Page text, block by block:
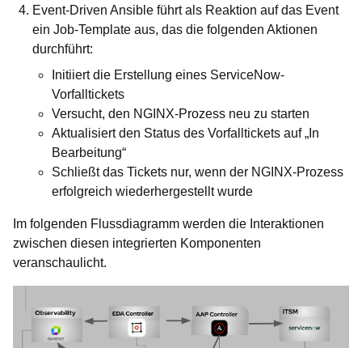
Event-Driven Ansible führt als Reaktion auf das Event
ein Job-Template aus, das die folgenden Aktionen
durchführt:
Initiiert die Erstellung eines ServiceNow-
Vorfalltickets
Versucht, den NGINX-Prozess neu zu starten
Aktualisiert den Status des Vorfalltickets auf „In
Bearbeitung“
Schließt das Tickets nur, wenn der NGINX-Prozess
erfolgreich wiederhergestellt wurde
Im folgenden Flussdiagramm werden die Interaktionen
zwischen diesen integrierten Komponenten
veranschaulicht.